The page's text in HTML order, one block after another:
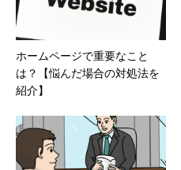
ホームページで重要なこと
は？【悩んだ場合の対処法を
紹介】